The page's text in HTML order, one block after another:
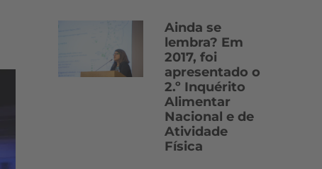
Ainda se
lembra? Em
2017, foi
apresentado o
2.º Inquérito
Alimentar
Nacional e de
Atividade
Física